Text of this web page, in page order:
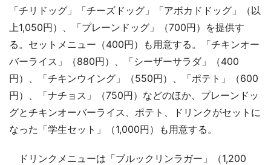
「チリドッグ」「チーズドッグ」「アボカドドッグ」（以
上1,050円）、「プレーンドッグ」（700円）を提供す
る。セットメニュー（400円）も用意する。「チキンオー
バーライス」（880円）、「シーザーサラダ」（400
円）、「チキンウイング」（550円）、「ポテト」（600
円）、「ナチョス」（750円）などのほか、プレーンドッ
グとチキンオーバーライス、ポテト、ドリンクがセットに
なった「学生セット」（1,000円）も用意する。
ドリンクメニューは「ブルックリンラガー」（1,200